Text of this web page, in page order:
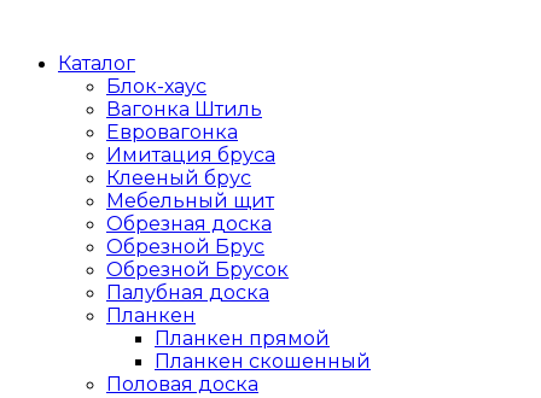
Каталог
Блок-хаус
Вагонка Штиль
Евровагонка
Имитация бруса
Клееный брус
Мебельный щит
Обрезная доска
Обрезной Брус
Обрезной Брусок
Палубная доска
Планкен
Планкен прямой
Планкен скошенный
Половая доска